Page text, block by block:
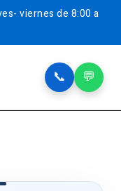
viernes de 8:00 a
📞 💬